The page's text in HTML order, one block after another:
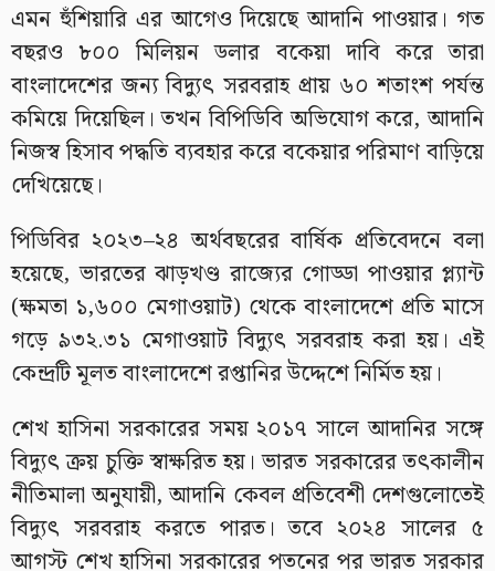
এমন হুঁশিয়ারি এর আগেও দিয়েছে আদানি পাওয়ার। গত
বছরও ৮০০ মিলিয়ন ডলার বকেয়া দাবি করে তারা
বাংলাদেশের জন্য বিদ্যুৎ সরবরাহ প্রায় ৬০ শতাংশ পর্যন্ত
কমিয়ে দিয়েছিল। তখন বিপিডিবি অভিযোগ করে, আদানি
নিজস্ব হিসাব পদ্ধতি ব্যবহার করে বকেয়ার পরিমাণ বাড়িয়ে
দেখিয়েছে।
পিডিবির ২০২৩–২৪ অর্থবছরের বার্ষিক প্রতিবেদনে বলা
হয়েছে, ভারতের ঝাড়খণ্ড রাজ্যের গোড্ডা পাওয়ার প্ল্যান্ট
(ক্ষমতা ১,৬০০ মেগাওয়াট) থেকে বাংলাদেশে প্রতি মাসে
গড়ে ৯৩২.৩১ মেগাওয়াট বিদ্যুৎ সরবরাহ করা হয়। এই
কেন্দ্রটি মূলত বাংলাদেশে রপ্তানির উদ্দেশে নির্মিত হয়।
শেখ হাসিনা সরকারের সময় ২০১৭ সালে আদানির সঙ্গে
বিদ্যুৎ ক্রয় চুক্তি স্বাক্ষরিত হয়। ভারত সরকারের তৎকালীন
নীতিমালা অনুযায়ী, আদানি কেবল প্রতিবেশী দেশগুলোতেই
বিদ্যুৎ সরবরাহ করতে পারত। তবে ২০২৪ সালের ৫
আগস্ট শেখ হাসিনা সরকারের পতনের পর ভারত সরকার